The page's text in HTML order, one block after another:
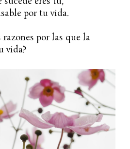
por tu vida.
razones por las que la
vida?